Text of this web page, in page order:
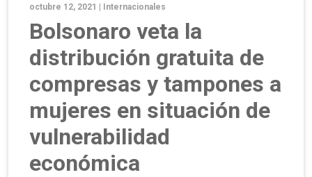
octubre 12, 2021 | Internacionales
Bolsonaro veta la
distribución gratuita de
compresas y tampones a
mujeres en situación de
vulnerabilidad
económica